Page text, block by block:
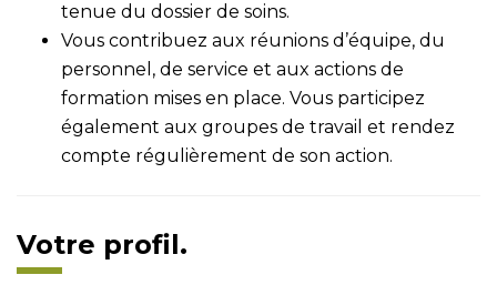
tenue du dossier de soins.
Vous contribuez aux réunions d’équipe, du
personnel, de service et aux actions de
formation mises en place. Vous participez
également aux groupes de travail et rendez
compte régulièrement de son action.
Votre profil.